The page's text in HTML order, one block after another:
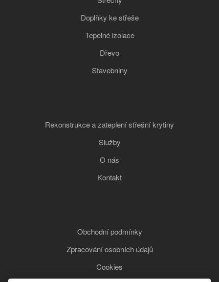
Doplňky ke střeše
Tepelné izolace
Dřevo
Stavebniny
Rekonstrukce a zateplení střešní krytiny
Služby
O nás
Kontakt
Obchodní podmínky
Zpracování osobních údajů
Cookies